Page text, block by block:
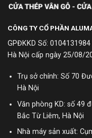
CÔNG TY CỔ PHẦN
GPĐKKD Số:
Hà Nội cấp ngày 25/08/
Trụ sở chính: Số 70
Hà Nội
Văn phòng KD: số 49
Bắc Từ Liêm, Hà Nội
Nhà máy sản xuất: